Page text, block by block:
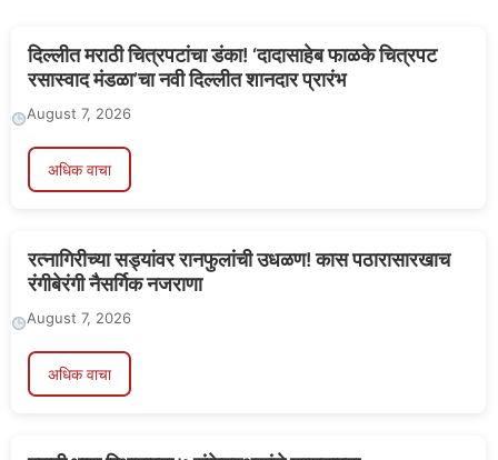
दिल्लीत मराठी चित्रपटांचा डंका! ‘दादासाहेब फाळके चित्रपट
रसास्वाद मंडळा’चा नवी दिल्लीत शानदार प्रारंभ
August 7, 2026
अधिक वाचा
रत्नागिरीच्या सड्यांवर रानफुलांची उधळण! कास पठारासारखाच
रंगीबेरंगी नैसर्गिक नजराणा
August 7, 2026
अधिक वाचा